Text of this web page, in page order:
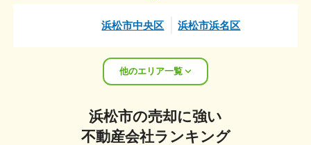
浜松市中央区 浜松市浜名区
他のエリア一覧
浜松市の売却に強い
不動産会社ランキング